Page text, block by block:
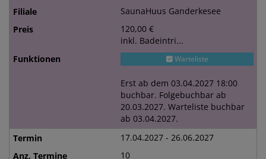
SaunaHuus Ganderkesee
120,00 €
inkl. Badeintri...
Warteliste
Erst ab dem 03.04.2027 18:00
buchbar. Folgebuchbar ab
20.03.2027. Warteliste buchbar
ab 03.04.2027.
17.04.2027 - 26.06.2027
10